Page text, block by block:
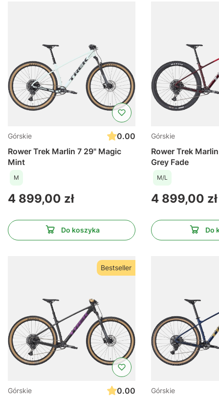
Górskie
0.00
Rower Trek Marlin 7 29" Magic
Mint
M
Cena
4 899,00 zł
Do koszyka
Górskie
Rower Trek
Grey Fade
M/L
Cena
4 899,00 zł
Do
Bestseller
Górskie
0.00
Górskie